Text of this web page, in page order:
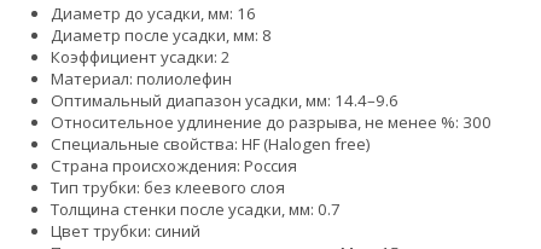
Диаметр до усадки, мм: 16
Диаметр после усадки, мм: 8
Коэффициент усадки: 2
Материал: полиолефин
Оптимальный диапазон усадки, мм: 14.4–9.6
Относительное удлинение до разрыва, не менее %: 300
Специальные свойства: HF (Halogen free)
Страна происхождения: Россия
Тип трубки: без клеевого слоя
Толщина стенки после усадки, мм: 0.7
Цвет трубки: синий